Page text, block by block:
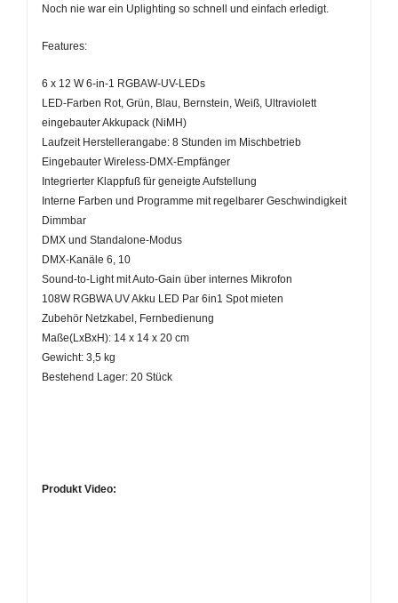
Noch nie war ein Uplighting so schnell und einfach erledigt.
Features:
6 x 12 W 6-in-1 RGBAW-UV-LEDs
LED-Farben Rot, Grün, Blau, Bernstein, Weiß, Ultraviolett
eingebauter Akkupack (NiMH)
Laufzeit Herstellerangabe: 8 Stunden im Mischbetrieb
Eingebauter Wireless-DMX-Empfänger
Integrierter Klappfuß für geneigte Aufstellung
Interne Farben und Programme mit regelbarer Geschwindigkeit
Dimmbar
DMX und Standalone-Modus
DMX-Kanäle 6, 10
Sound-to-Light mit Auto-Gain über internes Mikrofon
108W RGBWA UV Akku LED Par 6in1 Spot mieten
Zubehör Netzkabel, Fernbedienung
Maße(LxBxH): ‎14 x 14 x 20 cm
Gewicht: 3,5 kg
Bestehend Lager: 20 Stück
Produkt Video: